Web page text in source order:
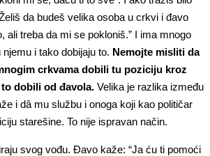
da budeš velika osoba u crkvi i đavo
ali treba da mi se pokloniš.” I ima mnogo
i tako dobijaju to. Nemojte misliti da
crkvama dobili tu poziciju kroz
dobili od đavola. Velika je razlika između
i dâ mu službu i onoga koji kao političar
starešine. To nije ispravan način.
svog vođu. Đavo kaže: “Ja ću ti pomoći